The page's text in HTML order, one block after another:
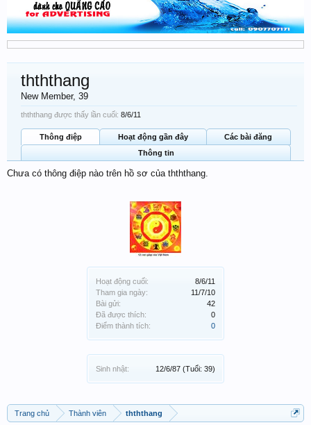
Hoạt động cuối:
8/6/11
Tham gia ngày:
11/7/10
Bài gửi:
42
Đã được thích:
0
Điểm thành tích:
0
Sinh nhật: 12/6/87 (Tuổi: 39)
thththang
New Member, 39
thththang được thấy lần cuối: 8/6/11
Thông điệp Hoạt động gần đây
Các bài đăng
Thông tin
Chưa có thông điệp nào trên hồ sơ của thththang.
Trang chủ Thành viên thththang